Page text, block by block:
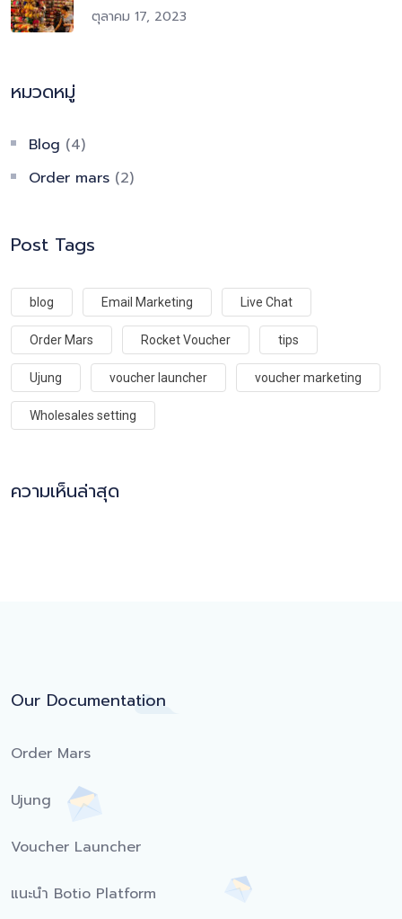
ตุลาคม 17, 2023
หมวดหมู่
Blog (4)
Order mars (2)
Post Tags
blog Email Marketing Live Chat
Order Mars Rocket Voucher tips
Ujung voucher launcher voucher marketing
Wholesales setting
ความเห็นล่าสุด
Our Documentation
Order Mars
Ujung
Voucher Launcher
แนะนำ Botio Platform